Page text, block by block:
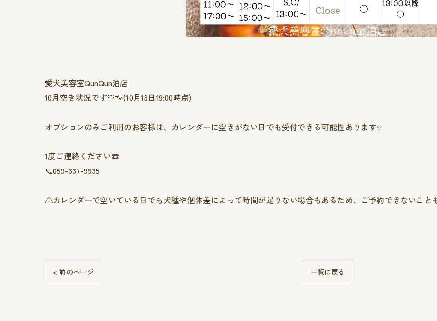
愛犬美容室QunQun泊店
10月空き状況です🤍🐾(10月13日19:00時点)
オプションのみご利用のお客様は、カレンダーに空きがない日でも受付できる可能性あります✨️
1度ご連絡ください☎
📞059-337-9935
⚠️カレンダーで空いている日でも犬種や個体差によって時間が足りない場合もあるため、ご予約できないこと
< 前のページ 一覧に戻る